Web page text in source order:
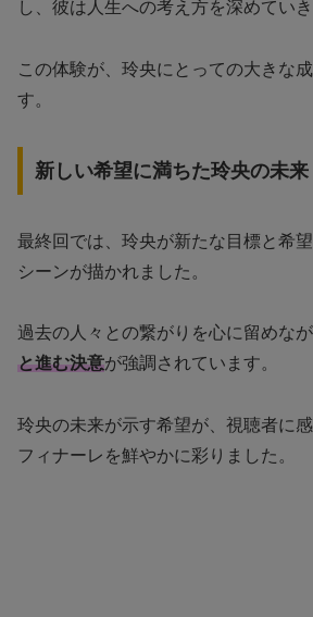
し、彼は人生への考え方を深めていき
この体験が、玲央にとっての大きな
す。
新しい希望に満ちた玲央の未来
最終回では、玲央が新たな目標と希
シーンが描かれました。
過去の人々との繋がりを心に留めなが
と進む決意が強調されています。
玲央の未来が示す希望が、視聴者に
フィナーレを鮮やかに彩りました。